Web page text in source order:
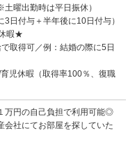
曜出勤時は平日振休）
3日付与＋半年後に10日付与）
暇★
取得可／例：結婚の際に5日
児休暇（取得率100％、復職
万円の自己負担で利用可能◎
会社にてお部屋を探していた